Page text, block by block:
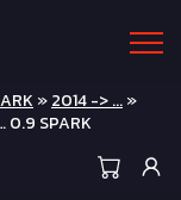
»2014 -> ...»
0.9 SPARK